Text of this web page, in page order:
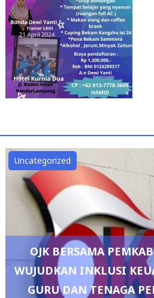
Uncategorized
OJK BERSAMA
WUJUDKAN INKLUSI
GURU DAN TENAGA